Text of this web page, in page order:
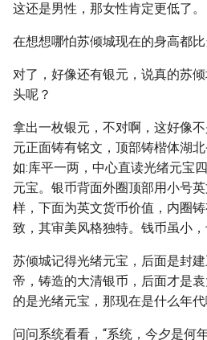
这还是男性，那女性肯定更低了。
在想想哪怕苏倾城现在的身高都比
对了，好像还有银元，说真的苏
头呢？
拿出一枚银元，不对啊，这好像
元正面铸有铭文，顶部铸楷体湖
如:库平一两，中心直读光绪元宝
元宝。银币背面外圈顶部用小号
样，下面为英文货币价值，内圈
致，其审美风格独特。钱币虽小，
苏倾城记得光绪元宝，后面是封
帝，铸造的大清银币，后面才是
的是光绪元宝，那现在是什么年代
问问系统看看，“系统，今夕是何